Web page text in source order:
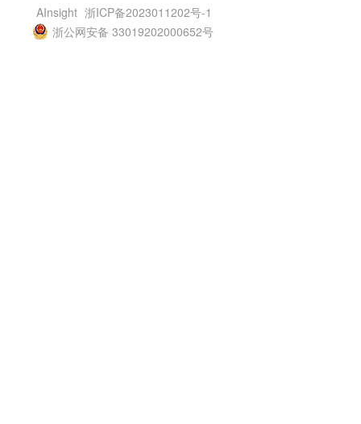
AInsight 浙ICP备2023011202号-1
浙公网安备 33019202000652号